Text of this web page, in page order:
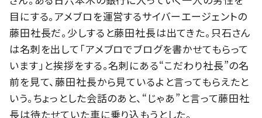
目にする。アメブロを運営するサイバーエージェントの
藤田社長だ。少しすると藤田社長は出てきた。只石さん
は名刺を出して「アメブロでブログを書かせてもらって
います」と挨拶をする。名刺にある“こだわり社長”の名
前を見て、藤田社長から見ているよと言ってもらえたと
いう。ちょっとした会話のあと、“じゃあ”と言って藤田社
長は待たせていた車に乗り込もうとした。